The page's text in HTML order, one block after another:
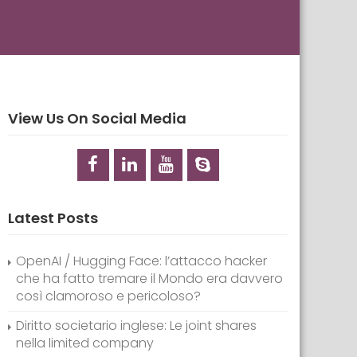
View Us On Social Media
Latest Posts
OpenAI / Hugging Face: l’attacco hacker
che ha fatto tremare il Mondo era davvero
così clamoroso e pericoloso?
Diritto societario inglese: Le joint shares
nella limited company